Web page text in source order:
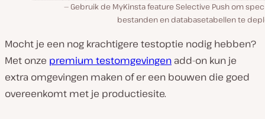
Gebruik de MyKinsta feature Selective Push om
bestanden en databasetabellen te
Mocht je een nog krachtigere testoptie nodig hebben?
Met onze premium testomgevingen add-on kun je
extra omgevingen maken of er een bouwen die goed
overeenkomt met je productiesite.